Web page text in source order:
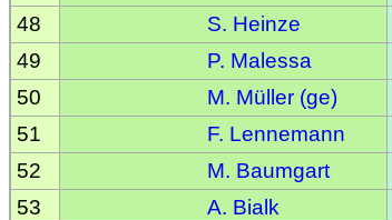
48
S. Heinze
49
P. Malessa
50
M. Müller (ge)
51
F. Lennemann
52
M. Baumgart
53
A. Bialk